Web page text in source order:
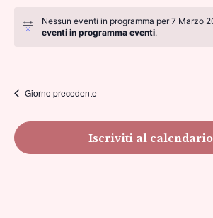
la
Nessun eventi in programma per 7 Marzo
eventi in programma eventi.
Giorno precedente
Iscriviti al calendario